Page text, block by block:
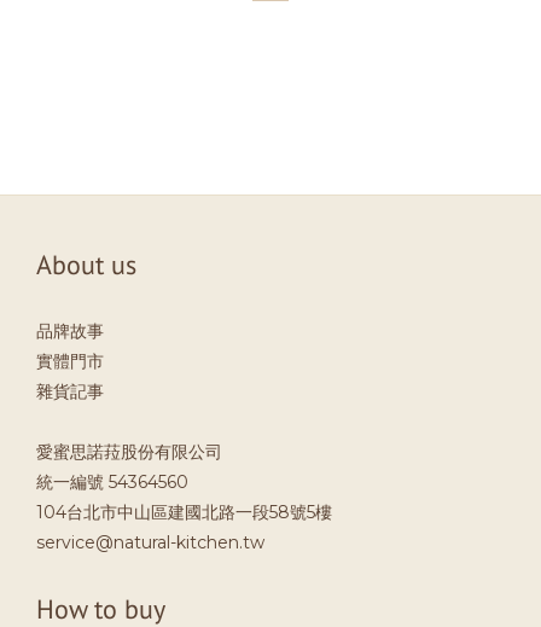
About us
品牌故事
實體門市
雜貨記事
愛蜜思諾菈股份有限公司
統一編號 54364560
104台北市中山區建國北路一段58號5樓
service@natural-kitchen.tw
How to buy